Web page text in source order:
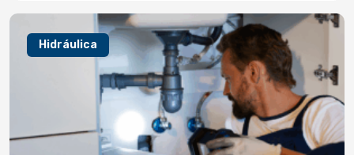
Hidráulica